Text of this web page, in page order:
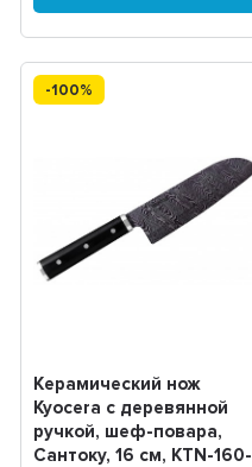
-100%
Керамический нож
Kyocera с деревянной
ручкой, шеф-повара,
Сантоку, 16 см, KTN-160-